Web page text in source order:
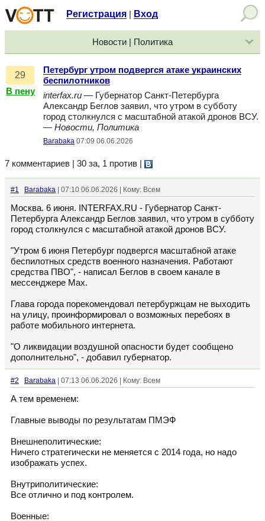
Регистрация Вход
Новости | Политика
29
В пену
Петербург утром подвергся атаке украинских
беспилотников
interfax.ru — Губернатор Санкт-Петербурга
Александр Беглов заявил, что утром в субботу
город столкнулся с масштабной атакой дронов ВСУ.
— Новости, Политика
Barabaka 07:09 06.06.2026
7 комментариев | 30 за, 1 против
#1 Barabaka | 07:10 06.06.2026 | Кому: Всем
Москва. 6 июня. INTERFAX.RU - Губернатор Санкт-
Петербурга Александр Беглов заявил, что утром в субботу
город столкнулся с масштабной атакой дронов ВСУ.
"Утром 6 июня Петербург подвергся масштабной атаке
беспилотных средств военного назначения. Работают
средства ПВО", - написал Беглов в своем канале в
мессенджере Max.
Глава города порекомендовал петербуржцам не выходить
на улицу, проинформировал о возможных перебоях в
работе мобильного интернета.
"О ликвидации воздушной опасности будет сообщено
дополнительно", - добавил губернатор.
#2 Barabaka | 07:13 06.06.2026 | Кому: Всем
А тем временем:
Главные выводы по результатам ПМЭФ
Внешнеполитические:
Ничего стратегически не меняется с 2014 года, но надо
изображать успех.
Внутриполитические:
Все отлично и под контролем.
Военные: